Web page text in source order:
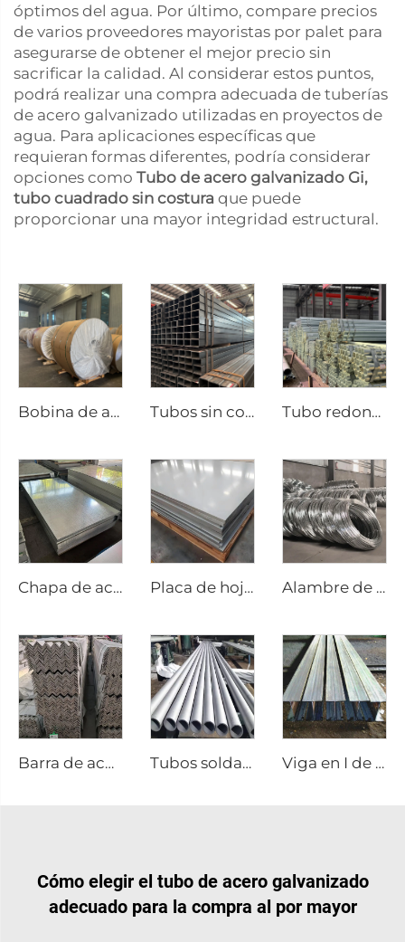
óptimos del agua. Por último, compare precios
de varios proveedores mayoristas por palet para
asegurarse de obtener el mejor precio sin
sacrificar la calidad. Al considerar estos puntos,
podrá realizar una compra adecuada de tuberías
de acero galvanizado utilizadas en proyectos de
agua. Para aplicaciones específicas que
requieran formas diferentes, podría considerar
opciones como Tubo de acero galvanizado Gi,
tubo cuadrado sin costura que puede
proporcionar una mayor integridad estructural.
Bobina de aluminio y acero Tubos sin costura de tubería cuadrada de acero al carbono Tubo redondo galvanizado sin costura
Chapa de acero galvanizada ASTM Placa de hoja de acero inoxidable Alambre de acero galvanizado varilla GI
Barra de acero inoxidable personalizada en ángulo Tubos soldados de acero inoxidable, tubos redondos Viga en I de acero galvanizado A36
Cómo elegir el tubo de acero galvanizado
adecuado para la compra al por mayor